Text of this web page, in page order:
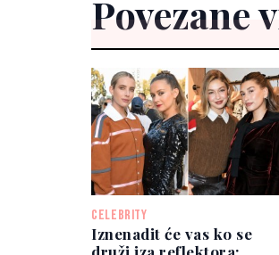
Povezane
CELEBRITY
Iznenadit će vas ko se